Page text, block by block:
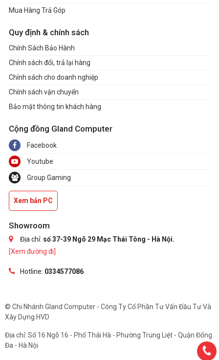
Mua Hàng Trả Góp
Quy định & chính sách
Chính Sách Bảo Hành
Chính sách đổi, trả lại hàng
Chính sách cho doanh nghiệp
Chính sách vận chuyển
Bảo mật thông tin khách hàng
Cộng đồng Gland Computer
Facebook
Youtube
Group Gaming
Xem bản PC
Showroom
Địa chỉ: số 37-39 Ngõ 29 Mạc Thái Tông - Hà Nội.
[Xem đường đi]
Hotline: 0334577086
© Chi Nhánh Gland Computer - Công Ty Cổ Phần Tư Vấn Đầu Tư Và
Xây Dựng HVD
Địa chỉ: Số 16 Ngõ 16 - Phố Thái Hà - Phường Trung Liệt - Quận Đống
Đa - Hà Nội